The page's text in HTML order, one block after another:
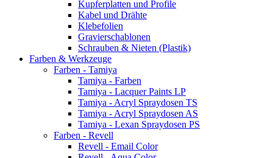
Kupferplatten und Profile
Kabel und Drähte
Klebefolien
Gravierschablonen
Schrauben & Nieten (Plastik)
Farben & Werkzeuge
Farben - Tamiya
Tamiya - Farben
Tamiya - Lacquer Paints LP
Tamiya - Acryl Spraydosen TS
Tamiya - Acryl Spraydosen AS
Tamiya - Lexan Spraydosen PS
Farben - Revell
Revell - Email Color